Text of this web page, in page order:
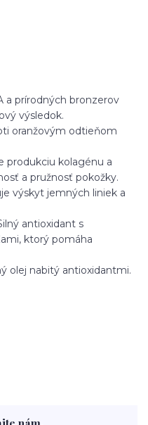
a prírodných bronzerov
výsledok.
oranžovým odtieňom
produkciu kolagénu a
a pružnosť pokožky.
výskyt jemných liniek a
antioxidant s
ktorý pomáha
olej nabitý antioxidantmi.